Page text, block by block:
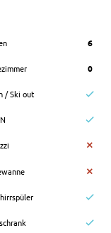
6
0
/ Ski out